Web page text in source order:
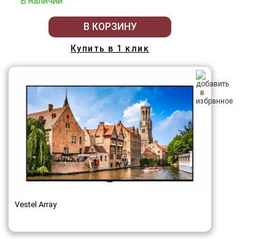
В КОРЗИНУ
Купить в 1 клик
Vestel Array